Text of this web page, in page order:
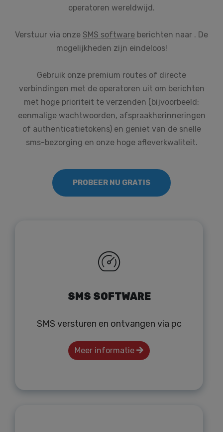
operatoren wereldwijd.
Verstuur via onze SMS software berichten naar . De
mogelijkheden zijn eindeloos!
Gebruik onze premium routes of directe
verbindingen met de operatoren uit om berichten
met hoge prioriteit te verzenden (bijvoorbeeld:
eenmalige wachtwoorden, afspraakherinneringen
of authenticatietokens) en geniet van de snelle
sms-bezorging en onze hoge afleverkwaliteit.
PROBEER NU GRATIS
SMS SOFTWARE
SMS versturen en ontvangen via pc
Meer informatie